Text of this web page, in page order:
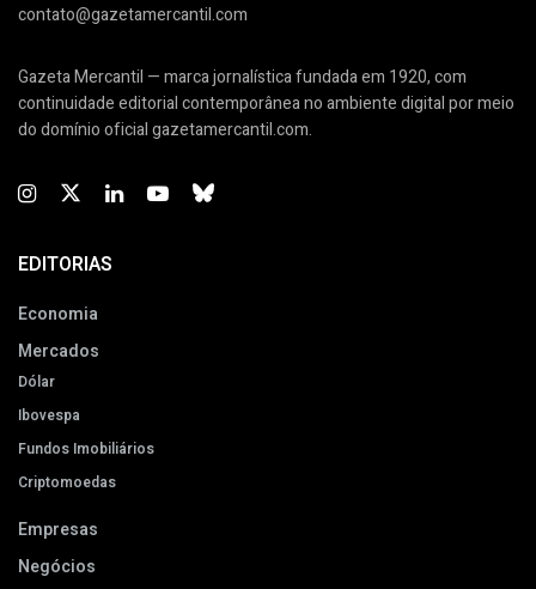
contato@gazetamercantil.com
Gazeta Mercantil — marca jornalística fundada em 1920, com
continuidade editorial contemporânea no ambiente digital por meio
do domínio oficial gazetamercantil.com.
EDITORIAS
Economia
Mercados
Dólar
Ibovespa
Fundos Imobiliários
Criptomoedas
Empresas
Negócios